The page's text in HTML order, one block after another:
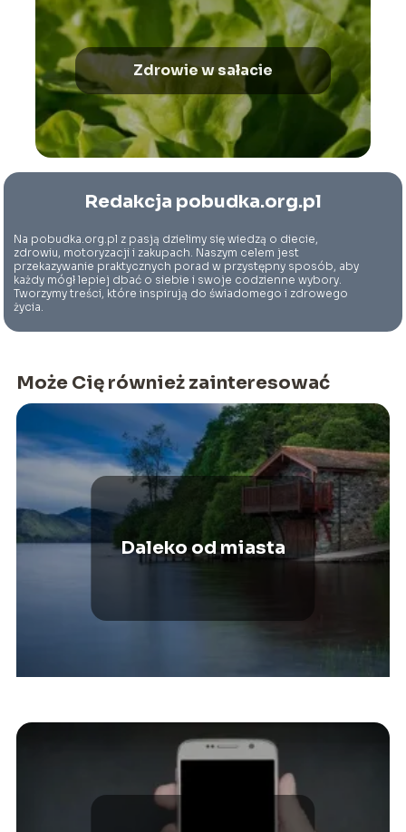
Zdrowie w sałacie
Redakcja pobudka.org.pl
Na pobudka.org.pl z pasją dzielimy się wiedzą o diecie,
zdrowiu, motoryzacji i zakupach. Naszym celem jest
przekazywanie praktycznych porad w przystępny sposób, aby
każdy mógł lepiej dbać o siebie i swoje codzienne wybory.
Tworzymy treści, które inspirują do świadomego i zdrowego
życia.
Może Cię również zainteresować
Daleko od miasta